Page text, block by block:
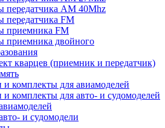
передатчика AM 40Mhz
передатчика FM
приемника FM
приемника двойного
кварцев (приемник и передатчик)
и комплекты для авиамоделей
и комплекты для авто- и судомоделей
и судомодели